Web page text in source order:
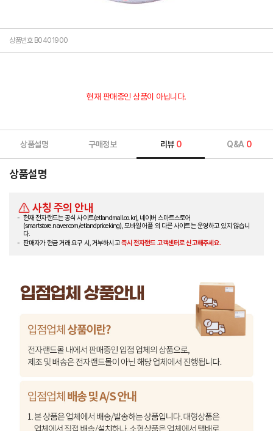
상품번호 B0401900
현재 판매중인 상품이 아닙니다.
상품설명 구매정보 리뷰 0 Q&A 0
상품설명
사칭 주의 안내
현재 전자랜드는 공식 사이트(etlandmall.co.kr), 네이버 스마트스토어
(smartstore.naver.com/etlandpriceking), 모바일 어플 외 다른 사이트는 운영하고 있지 않습니
다.
판매자가 현금 거래 요구 시, 거부하시고즉시 전자랜드 고객센터로 신고해주세요.